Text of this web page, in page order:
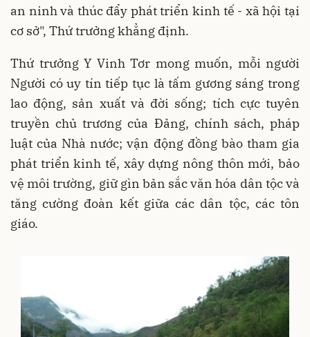
an ninh và thúc đẩy phát triển kinh tế - xã hội tại
cơ sở", Thứ trưởng khẳng định.
Thứ trưởng Y Vinh Tơr mong muốn, mỗi người
Người có uy tín tiếp tục là tấm gương sáng trong
lao động, sản xuất và đời sống; tích cực tuyên
truyền chủ trương của Đảng, chính sách, pháp
luật của Nhà nước; vận động đồng bào tham gia
phát triển kinh tế, xây dựng nông thôn mới, bảo
vệ môi trường, giữ gìn bản sắc văn hóa dân tộc và
tăng cường đoàn kết giữa các dân tộc, các tôn
giáo.